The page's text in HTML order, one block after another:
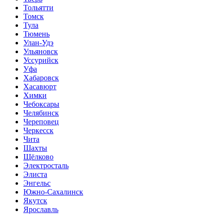
Тольятти
Томск
Тула
Тюмень
Улан-Удэ
Ульяновск
Уссурийск
Уфа
Хабаровск
Хасавюрт
Химки
Чебоксары
Челябинск
Череповец
Черкесск
Чита
Шахты
Щёлково
Электросталь
Элиста
Энгельс
Южно-Сахалинск
Якутск
Ярославль